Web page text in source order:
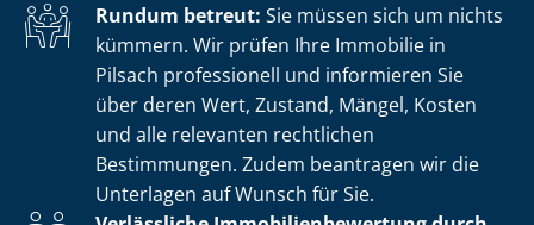
Rundum betreut: Sie müssen sich um nichts
kümmern. Wir prüfen Ihre Immobilie in
Pilsach professionell und informieren Sie
über deren Wert, Zustand, Mängel, Kosten
und alle relevanten rechtlichen
Bestimmungen. Zudem beantragen wir die
Unterlagen auf Wunsch für Sie.